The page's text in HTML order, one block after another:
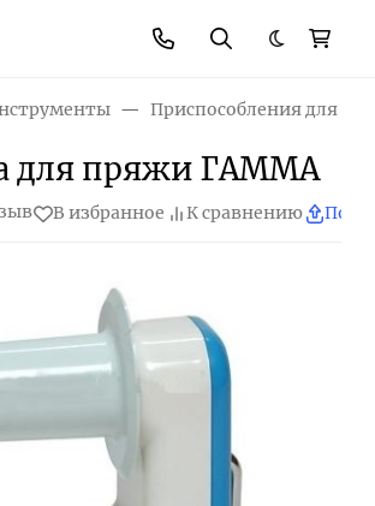
Темная
Приспособления для
для пряжи ГАММА
В избранное К сравнению